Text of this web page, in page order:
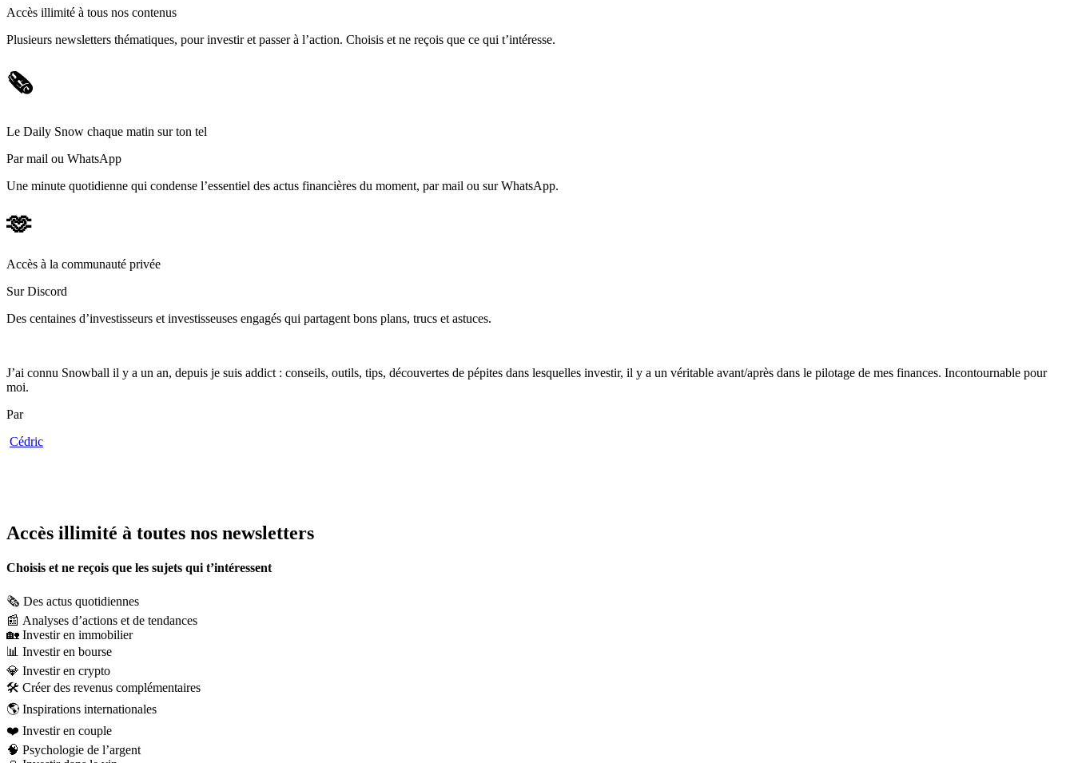
Accès illimité à tous nos contenus
Plusieurs newsletters thématiques, pour investir et passer à l’action. Choisis et ne reçois que ce qui t’intéresse.
🗞️
Le Daily Snow chaque matin sur ton tel
Par mail ou WhatsApp
Une minute quotidienne qui condense l’essentiel des actus financières du moment, par mail ou sur WhatsApp.
🫶
Accès à la communauté privée
Sur Discord
Des centaines d’investisseurs et investisseuses engagés qui partagent bons plans, trucs et astuces.
J’ai connu Snowball il y a un an, depuis je suis addict : conseils, outils, tips, découvertes de pépites dans lesquelles investir, il y a un véritable avant/après dans le pilotage de mes finances. Incontournable pour
moi.
Par
Cédric
Accès illimité à toutes nos newsletters
Choisis et ne reçois que les sujets qui t’intéressent
🗞️ Des actus quotidiennes
📰 Analyses d’actions et de tendances
🏡 Investir en immobilier
📊 Investir en bourse
💎 Investir en crypto
🛠️ Créer des revenus complémentaires
🌎 Inspirations internationales
❤️ Investir en couple
🧠 Psychologie de l’argent